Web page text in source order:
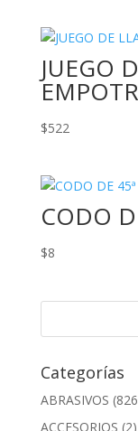
JUEGO
$522
CODO
$8
Categorías
ABRASIVOS
ACCESORIOS (2)